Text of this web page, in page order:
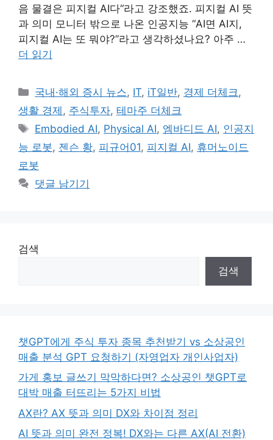
음 물결은 피지컬 AI다“라고 강조했죠. 피지컬 AI 뜻
과 의미 모니터 밖으로 나온 인공지능 “AI면 AI지,
피지컬 AI는 또 뭐야?”라고 생각하셨나요? 아주 …
더 읽기
카
테
리
국내·해외 증시 뉴스, IT, iT일반, 경제 더체크 ,
생활 경제 , 주식투자, 테마주 더체크
태
그
Embodied AI, Physical AI, 엠바디드 AI, 인공지
능 로봇, 젠슨 황, 피규어01, 피지컬 AI, 휴머노이드
로봇
댓글 남기기
검색
검색
챗GPT에게 주식 투자 종목 추천받기 vs 소상공인
매출 분석 GPT 요청하기 (자영업자 개인사업자)
가게 홍보 글쓰기 막막하다면? 소상공인 챗GPT로
대박 매출 터뜨리는 5가지 비법
AX란? AX 뜻과 의미 DX와 차이점 정리
AI 뜻과 의미 완전 정복! DX와는 다른 AX(AI 전환)